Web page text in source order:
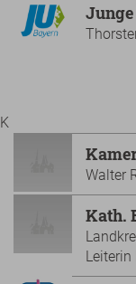
K
Walter
Kath.
Leiterin